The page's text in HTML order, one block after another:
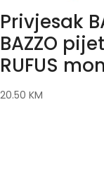
Privjesak
BAZZO
RUFUS
20.50 KM